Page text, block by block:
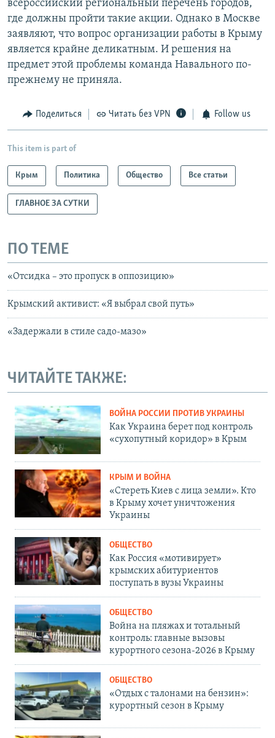
всероссийский региональный перечень городов,
где должны пройти такие акции. Однако в Москве
заявляют, что вопрос организации работы в Крыму
является крайне деликатным. И решения на
предмет этой проблемы команда Навального по-
прежнему не приняла.
Поделиться Читать без VPN Follow us
This item is part of
Крым Политика Общество Все статьи
ГЛАВНОЕ ЗА СУТКИ
ПО ТЕМЕ
«Отсидка – это пропуск в оппозицию»
Крымский активист: «Я выбрал свой путь»
«Задержали в стиле садо-мазо»
ЧИТАЙТЕ ТАКЖЕ:
ВОЙНА РОССИИ ПРОТИВ УКРАИНЫ
Как Украина берет под контроль
«сухопутный коридор» в Крым
КРЫМ И ВОЙНА
«Стереть Киев с лица земли». Кто
в Крыму хочет уничтожения
Украины
ОБЩЕСТВО
Как Россия «мотивирует»
крымских абитуриентов
поступать в вузы Украины
ОБЩЕСТВО
Война на пляжах и тотальный
контроль: главные вызовы
курортного сезона-2026 в Крыму
ОБЩЕСТВО
«Отдых с талонами на бензин»:
курортный сезон в Крыму